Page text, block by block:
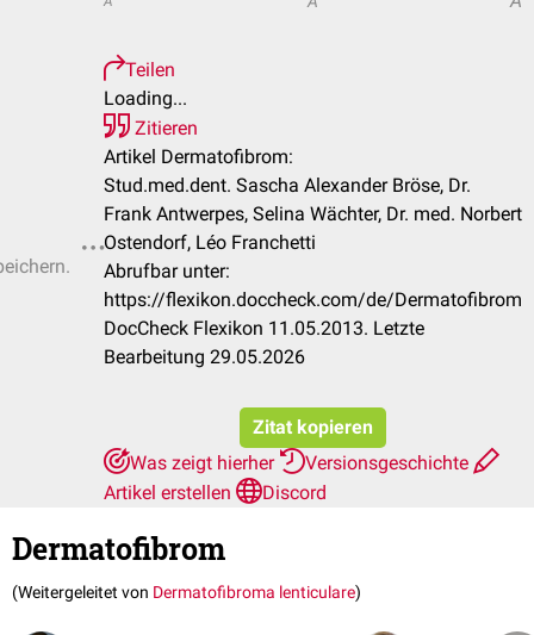
Teilen
Loading...
Zitieren
Artikel Dermatofibrom:
Stud.med.dent. Sascha Alexander Bröse, Dr.
Frank Antwerpes, Selina Wächter, Dr. med. Norbert
Ostendorf, Léo Franchetti
Abrufbar unter:
https://flexikon.doccheck.com/de/Dermatofibrom
DocCheck Flexikon 11.05.2013. Letzte
Bearbeitung 29.05.2026
Zitat kopieren
Was zeigt hierher
Versionsgeschichte
Artikel erstellen
Discord
Dermatofibrom
(Weitergeleitet von Dermatofibroma lenticulare)